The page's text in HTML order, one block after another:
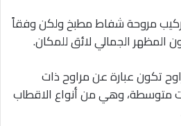
مروحة شفاط مطبخ ولكن وفقاً
المظهر الجمالي لائق للمكان.
تكون عبارة عن مراوح ذات
متوسطة، وهي من أنواع الاقطاب